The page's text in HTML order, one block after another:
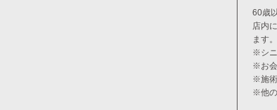
60歳
店内
ます。
※シニ
※お会
※施
※他の